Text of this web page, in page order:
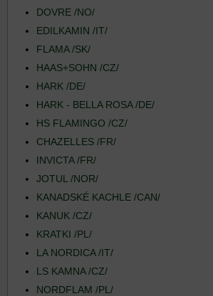
DOVRE /NO/
EDILKAMIN /IT/
FLAMA /SK/
HAAS+SOHN /CZ/
HARK /DE/
HARK - BELLA ROSA /DE/
HS FLAMINGO /CZ/
CHAZELLES /FR/
INVICTA /FR/
JOTUL /NOR/
KANADSKÉ KACHLE /CAN/
KANUK /CZ/
KRATKI /PL/
LA NORDICA /IT/
LS KAMNA /CZ/
NORDFLAM /PL/